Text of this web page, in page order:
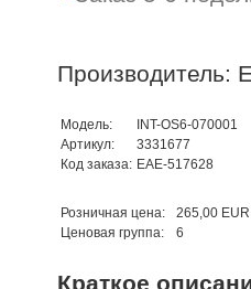
Производитель:
Модель:
INT-OS6-070001
Артикул:
3331677
Код заказа: EAE-517628
Розничная цена:
265,00 EUR
Ценовая группа:
6
Краткое